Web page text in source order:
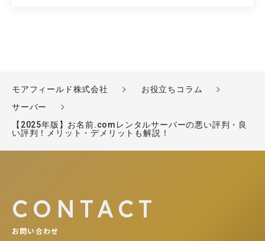
モアフィールド株式会社
お役立ちコラム
サーバー
【2025年版】お名前.comレンタルサーバーの悪い評判・良
い評判！メリット・デメリットも解説！
CONTACT
お問い合わせ